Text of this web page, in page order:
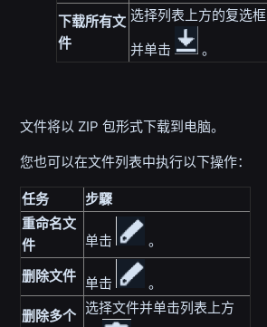
下载所有文
件
选择列表上方的复选框
并单击 。
文件将以 ZIP 包形式下载到电脑。
您也可以在文件列表中执行以下操作：
任务
步驟
重命名文
件
单击 。
删除文件 单击
。
删除多个 选择文件并单击列表上方